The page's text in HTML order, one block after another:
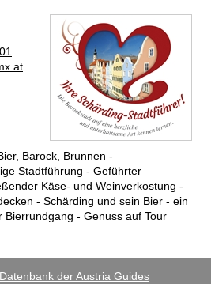
Barock, Brunnen -
Stadtführung - Geführter
Käse- und Weinverkostung -
- Schärding und sein Bier - ein
Bierrundgang - Genuss auf Tour
der Austria Guides